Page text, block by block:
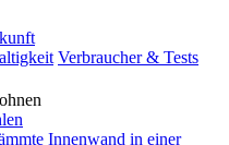
Verbraucher & Tests